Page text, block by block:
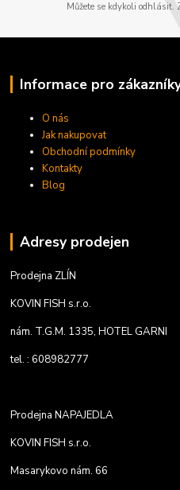
Můžete se kdykoli
Informace pro
O nás
Jak nakupovat
Obchodní podmínky
Kontakty
Blog
Adresy prodejen
Prodejna ZLÍN
KOVIN FISH s.r.o.
nám. T.G.M. 1335, HOTEL GARNI
tel. : 608982777
Prodejna NAPAJEDLA
KOVIN FISH s.r.o.
Masarykovo nám. 66